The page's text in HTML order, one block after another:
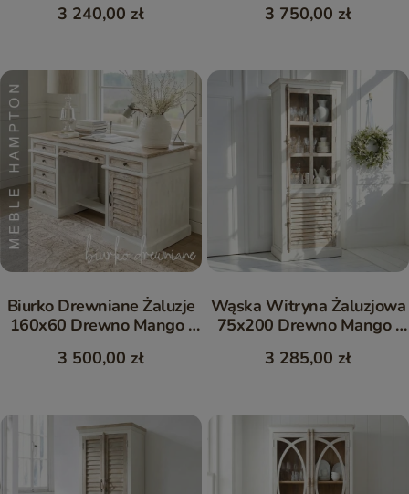
3 240,00 zł
Hampton
3 750,00 zł
Biurko Drewniane Żaluzje
160x60 Drewno Mango |
3 500,00 zł
Wąska Witryna Żaluzjowa
75x200 Drewno Mango |
3 285,00 zł